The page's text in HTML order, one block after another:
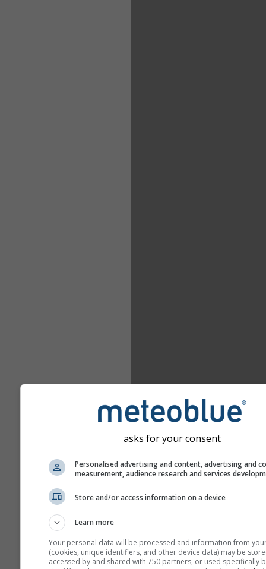
asks for your consent
Personalised advertising and content, advertising and
measurement, audience research and services
Store and/or access information on a device
Learn more
Your personal data will be processed and information from
(cookies, unique identifiers, and other device data) may be
accessed by and shared with 750 partners, or used specifically